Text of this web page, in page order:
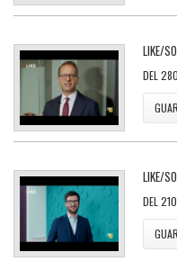
LIKE/
DEL
LIKE/
DEL